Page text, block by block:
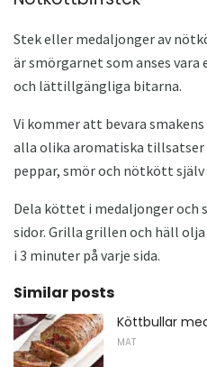
Stek eller medaljonger av
är smörgarnet som anses vara
och lättillgängliga bitarna.
Vi kommer att bevara
alla olika aromatiska tillsatser
peppar, smör och nötkött
Dela köttet i medaljonger och
sidor. Grilla grillen och häll
i 3 minuter på varje sida.
Similar posts
Köttbullar
MAT